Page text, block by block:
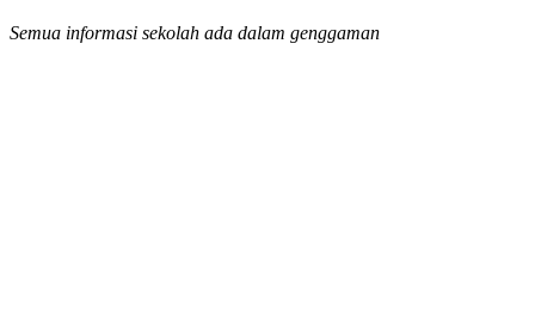
Semua informasi sekolah ada dalam genggaman